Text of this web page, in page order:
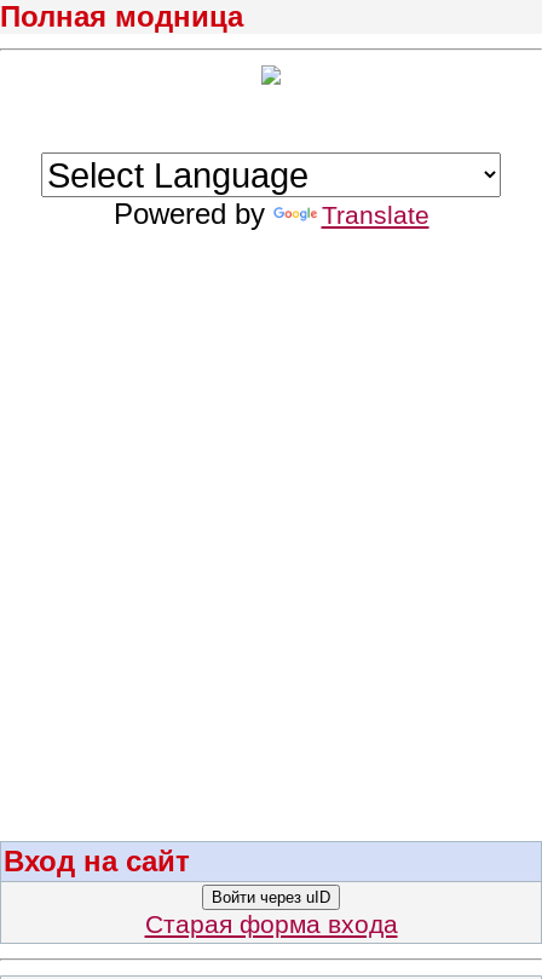
Полная модница
Powered by Translate
Вход на сайт
Войти через uID
Старая форма входа